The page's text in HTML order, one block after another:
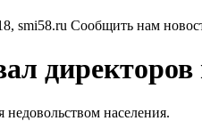
smi58.ru Сообщить нам
недовольством населения.